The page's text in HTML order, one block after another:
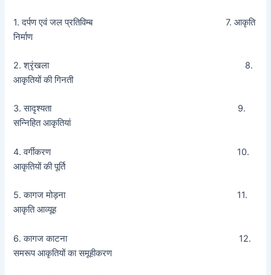
1. दर्पण एवं जल प्रतिविम्ब 7. आकृति
निर्माण
2. श्रृंखला 8.
आकृतियों की गिनती
3. सादृश्यता 9.
सन्निहित आकृतियां
4. वर्गीकरण 10.
आकृतियों की पूर्ति
5. कागज मोड़ना 11.
आकृति आव्यूह
6. कागज काटना 12.
समरूप आकृतियों का समूहीकरण